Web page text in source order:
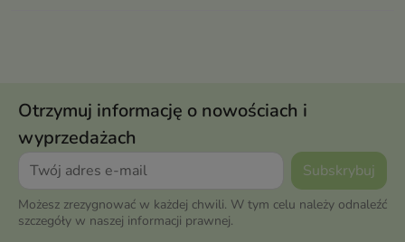
Otrzymuj informację o nowościach i
wyprzedażach
Możesz zrezygnować w każdej chwili. W tym celu należy odnaleźć
szczegóły w naszej informacji prawnej.